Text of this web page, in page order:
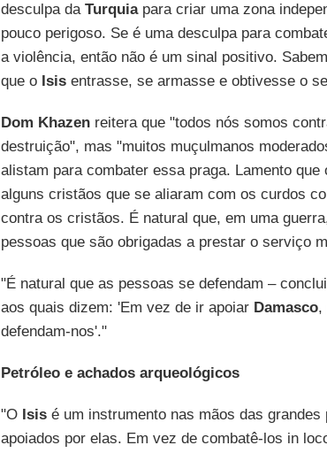
desculpa da Turquiapara criar uma zona
pouco perigoso. Se é uma desculpa para
a violência, então não é um sinal positivo.
que o Isisentrasse, se armasse e obtivesse o
Dom Khazenreitera que "todos nós somos
destruição", mas "muitos muçulmanos
alistam para combater essa praga. Lamento
alguns cristãos que se aliaram com os curdos
contra os cristãos. É natural que, em uma
pessoas que são obrigadas a prestar o serviço
"É natural que as pessoas se defendam –
aos quais dizem: 'Em vez de ir apoiar Damasco,
defendam-nos'."
Petróleo e achados arqueológicos
"O Isisé um instrumento nas mãos das
apoiados por elas. Em vez de combatê-los in